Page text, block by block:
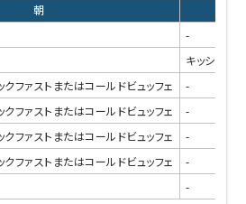
朝
-
キッシュ・
ファストまたはコールドビュッフェ
-
ファストまたはコールドビュッフェ
-
ファストまたはコールドビュッフェ
-
ファストまたはコールドビュッフェ
-
-